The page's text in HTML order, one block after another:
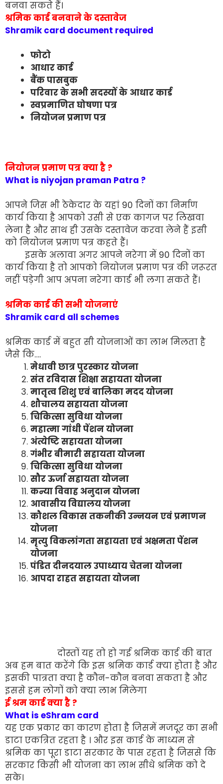
बनवा सकते हैं।
श्रमिक कार्ड बनवाने के दस्तावेज
Shramik card document required
फोटो
आधार कार्ड
बैंक पासबुक
परिवार के सभी सदस्यों के आधार कार्ड
स्वप्रमाणित घोषणा पत्र
नियोजन प्रमाण पत्र
नियोजन प्रमाण पत्र क्या है ?
What is niyojan praman Patra ?
आपने जिस भी ठेकेदार के यहां 90 दिनों का निर्माण
कार्य किया है आपको उसी से एक कागज पर लिखवा
लेना है और साथ ही उसके दस्तावेज करवा लेने हैं इसी
को नियोजन प्रमाण पत्र कहते हैं।
इसके अलावा अगर आपने नरेगा में 90 दिनों का
कार्य किया है तो आपको नियोजन प्रमाण पत्र की जरूरत
नहीं पड़ेगी आप अपना नरेगा कार्ड भी लगा सकते हैं।
श्रमिक कार्ड की सभी योजनाएं
Shramik card all schemes
श्रमिक कार्ड में बहुत सी योजनाओं का लाभ मिलता है
जैसे कि….
मेधावी छात्र पुरस्कार योजना
संत रविदास शिक्षा सहायता योजना
मातृत्व शिशु एवं बालिका मदद योजना
शौचालय सहायता योजना
चिकित्सा सुविधा योजना
महात्मा गांधी पेंशन योजना
अंत्येष्टि सहायता योजना
गंभीर बीमारी सहायता योजना
चिकित्सा सुविधा योजना
सौर ऊर्जा सहायता योजना
कन्या विवाह अनुदान योजना
आवासीय विद्यालय योजना
कौशल विकास तकनीकी उन्नयन एवं प्रमाणन
योजना
मृत्यु विकलांगता सहायता एवं अक्षमता पेंशन
योजना
पंडित दीनदयाल उपाध्याय चेतना योजना
आपदा राहत सहायता योजना
दोस्तों यह तो हो गई श्रमिक कार्ड की बात
अब हम बात करेंगे कि इस श्रमिक कार्ड क्या होता है और
इसकी पात्रता क्या है कौन-कौन बनवा सकता है और
इससे हम लोगों को क्या लाभ मिलेगा
ई श्रम कार्ड क्या है ?
What is eShram card
यह एक प्रकार का कारण होता है जिसमें मजदूर का सभी
डाटा एकत्रित रहता है । और इस कार्ड के माध्यम से
श्रमिक का पूरा डाटा सरकार के पास रहता है जिससे कि
सरकार किसी भी योजना का लाभ सीधे श्रमिक को दे
सके।